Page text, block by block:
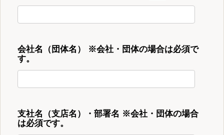
会社名（団体名） ※会社・団体の場合は必須で
す。
支社名（支店名）・部署名 ※会社・団体の場合
は必須です。